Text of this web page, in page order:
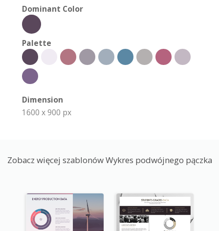
Dominant Color
Palette
Dimension
1600 x 900 px
Zobacz więcej szablonów Wykres podwójnego pączka